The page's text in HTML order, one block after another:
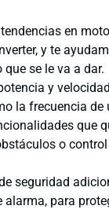
en
y te
se le va a dar.
y
la frecuencia
que
o
seguridad
para